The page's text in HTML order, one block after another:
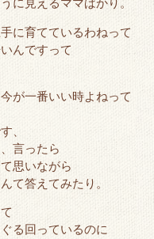
に見えるママばかり。
に育てているわねって
んですって
が一番いい時よねって
、
言ったら
思いながら
て答えてみたり。
る回っているのに